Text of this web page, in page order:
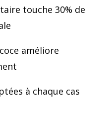
touche 30% de
améliore
à chaque cas